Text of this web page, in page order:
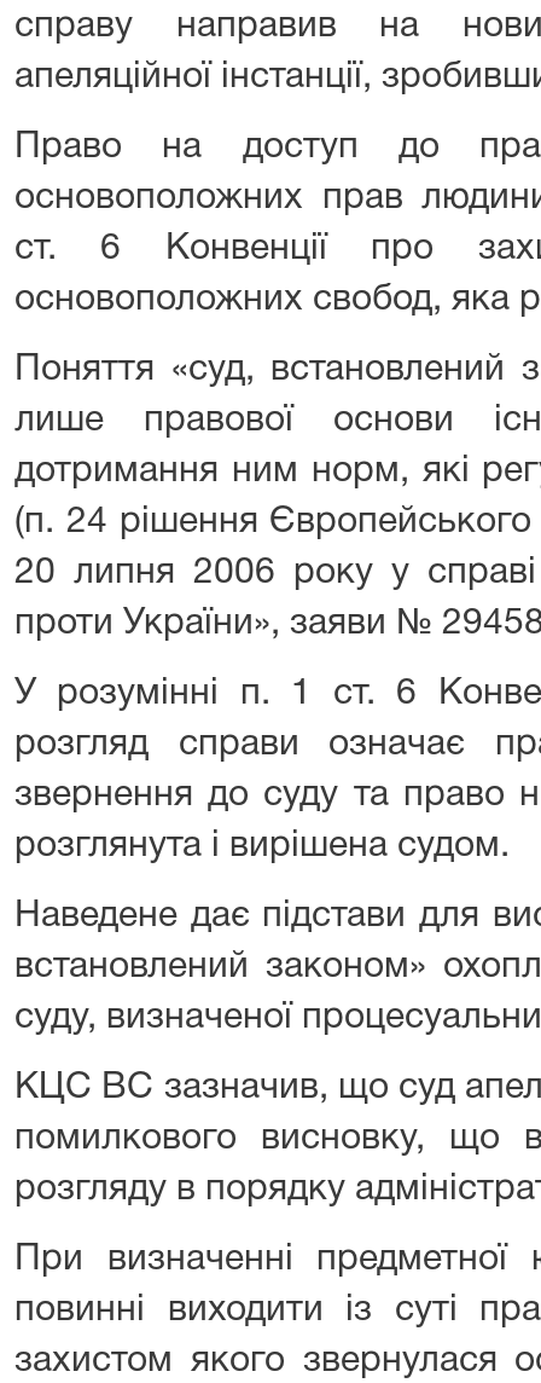
справу направив на
апеляційної інстанції,
Право на доступ до
основоположних прав
ст. 6 Конвенції про
основоположних свобод, яка
Поняття «суд, встановлений
лише правової основи
дотримання ним норм, які
(п. 24 рішення
20 липня 2006 року у
проти України», заяви №
У розумінні п. 1 ст. 6
розгляд справи означає
звернення до суду та право
розглянута і вирішена судом.
Наведене дає підстави для
встановлений законом»
суду, визначеної
КЦС ВС зазначив, що суд
помилкового висновку, що
розгляду в порядку
При визначенні предметної
повинні виходити із суті
захистом якого звернулася